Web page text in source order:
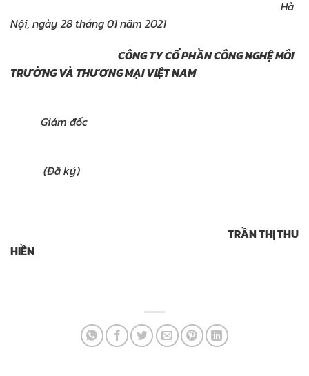
Hà
Nội, ngày 28 tháng 01 năm 2021
CÔNG TY CỔ PHẦN CÔNG NGHỆMÔI
TRƯỜNG VÀ THƯƠNG MẠI VIỆT NAM
Giám đốc
(Đã ký)
TRẦN THỊ THU
HIỀN